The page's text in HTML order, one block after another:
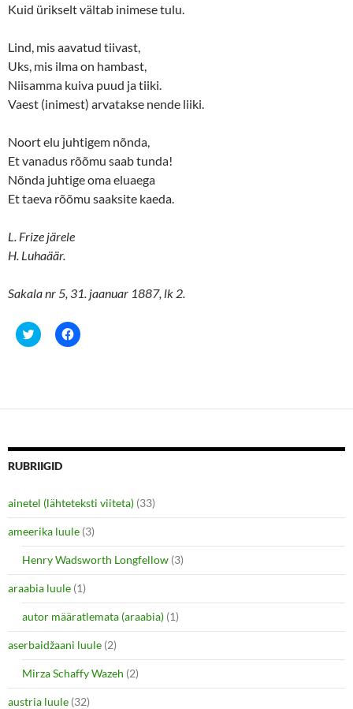
Kuid ürikselt vältab inimese tulu.
Lind, mis aavatud tiivast,
Uks, mis ilma on hambast,
Niisamma kuiva puud ja tiiki.
Vaest (inimest) arvatakse nende liiki.
Noort elu juhtigem nõnda,
Et vanadus rõõmu saab tunda!
Nõnda juhtige oma eluaega
Et taeva rõõmu saaksite kaeda.
L. Frize järele
H. Luhaäär.
Sakala nr 5, 31. jaanuar 1887, lk 2.
C
l
h
e
o
n
t
t
e
r
(
O
p
e
n
n
n
w
w
i
n
d
o
C
l
h
e
o
e
b
o
o
k
(
O
p
e
n
i
n
n
e
w
w
i
n
d
RUBRIIGID
ainetel (lähteteksti viiteta) (33)
ameerika luule (3)
Henry Wadsworth Longfellow (3)
araabia luule (1)
autor määratlemata (araabia) (1)
aserbaidžaani luule (2)
Mirza Schaffy Wazeh (2)
austria luule (32)